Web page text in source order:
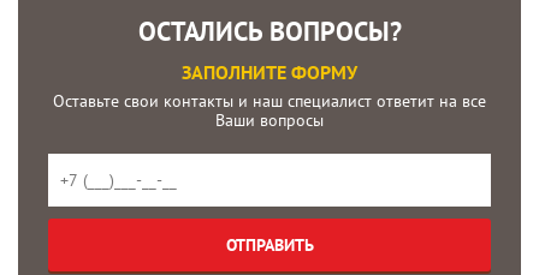
ОСТАЛИСЬ ВОПРОСЫ?
ЗАПОЛНИТЕ ФОРМУ
Оставьте свои контакты и наш специалист ответит на все
Ваши вопросы